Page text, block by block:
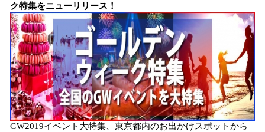
ク特集をニューリリース！
GW2019イベント大特集、東京都内のお出かけスポットから